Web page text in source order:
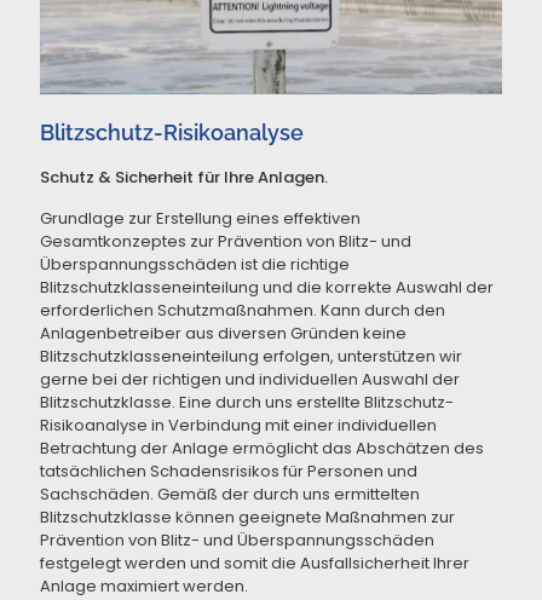
Blitzschutz-Risikoanalyse
Schutz & Sicherheit für Ihre Anlagen.
Grundlage zur Erstellung eines effektiven
Gesamtkonzeptes zur Prävention von Blitz- und
Überspannungsschäden ist die richtige
Blitzschutzklasseneinteilung und die korrekte Auswahl der
erforderlichen Schutzmaßnahmen. Kann durch den
Anlagenbetreiber aus diversen Gründen keine
Blitzschutzklasseneinteilung erfolgen, unterstützen wir
gerne bei der richtigen und individuellen Auswahl der
Blitzschutzklasse. Eine durch uns erstellte Blitzschutz-
Risikoanalyse in Verbindung mit einer individuellen
Betrachtung der Anlage ermöglicht das Abschätzen des
tatsächlichen Schadensrisikos für Personen und
Sachschäden. Gemäß der durch uns ermittelten
Blitzschutzklasse können geeignete Maßnahmen zur
Prävention von Blitz- und Überspannungsschäden
festgelegt werden und somit die Ausfallsicherheit Ihrer
Anlage maximiert werden.